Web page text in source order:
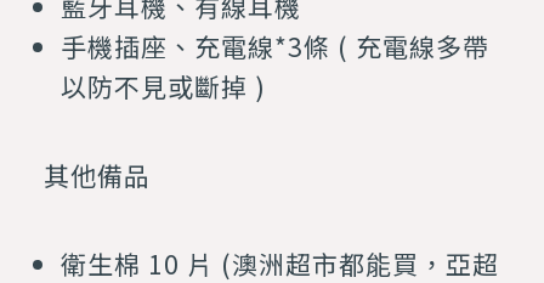
手機插座、充電線*3條 ( 充電線多帶
以防不見或斷掉 )
其他備品
衛生棉 10 片 (澳洲超市都能買，亞超